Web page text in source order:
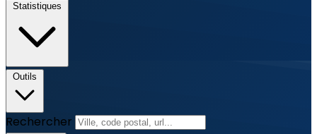
Statistiques
Outils
Rechercher